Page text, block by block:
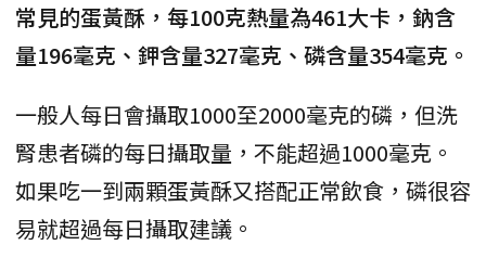
常見的蛋黃酥，每100克熱量為461大卡，鈉含
量196毫克、鉀含量327毫克、磷含量354毫克。
一般人每日會攝取1000至2000毫克的磷，但洗
腎患者磷的每日攝取量，不能超過1000毫克。
如果吃一到兩顆蛋黃酥又搭配正常飲食，磷很容
易就超過每日攝取建議。